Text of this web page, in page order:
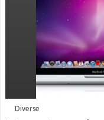
Diverse